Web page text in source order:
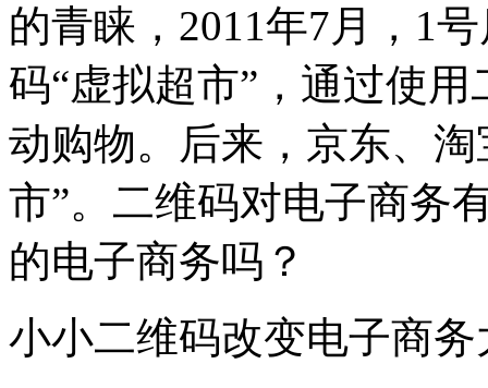
的青睐，2011年7月，1
码“虚拟超市”，通过使
动购物。后来，京东、
市”。二维码对电子商务
的电子商务吗？
小小二维码改变电子商务